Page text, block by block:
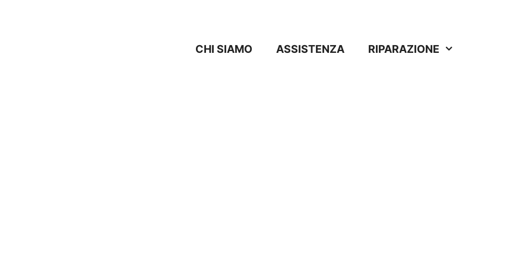
CHI SIAMO ASSISTENZA RIPARAZIONE